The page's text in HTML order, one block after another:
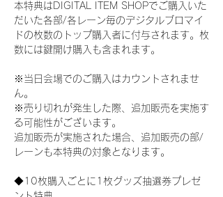
本特典はDIGITAL ITEM SHOPでご購入いた
だいた各部/各レーン毎のデジタルブロマイ
ドの枚数のトップ購入者に付与されます。枚
数には鍵開け購入も含まれます。
※当日会場でのご購入はカウントされませ
ん。
※売り切れが発生した際、追加販売を実施す
る可能性がございます。
追加販売が実施された場合、追加販売の部/
レーンも本特典の対象となります。
◆10枚購入ごとに1枚グッズ抽選券プレゼ